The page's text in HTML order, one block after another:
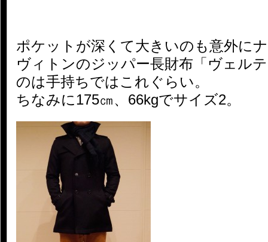
ポケットが深くて大きいのも意外に
ヴィトンのジッパー長財布「ヴェル
のは手持ちではこれぐらい。
ちなみに175㎝、66kgでサイズ2。